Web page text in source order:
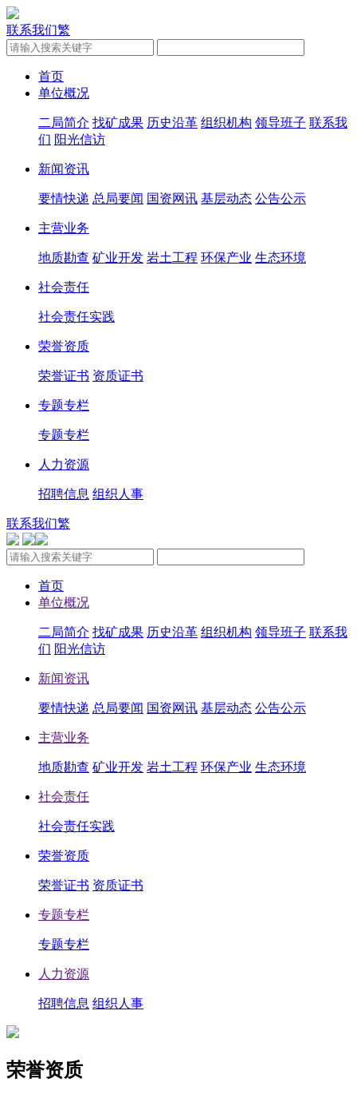
联系我们繁
首页
单位概况
二局简介 找矿成果 历史沿革 组织机构 领导班子 联系我
们 阳光信访
新闻资讯
要情快递 总局要闻 国资网讯 基层动态 公告公示
主营业务
地质勘查 矿业开发 岩土工程 环保产业 生态环境
社会责任
社会责任实践
荣誉资质
荣誉证书 资质证书
专题专栏
专题专栏
人力资源
招聘信息 组织人事
联系我们繁
首页
单位概况
二局简介 找矿成果 历史沿革 组织机构 领导班子 联系我
们 阳光信访
新闻资讯
要情快递 总局要闻 国资网讯 基层动态 公告公示
主营业务
地质勘查 矿业开发 岩土工程 环保产业 生态环境
社会责任
社会责任实践
荣誉资质
荣誉证书 资质证书
专题专栏
专题专栏
人力资源
招聘信息 组织人事
荣誉资质